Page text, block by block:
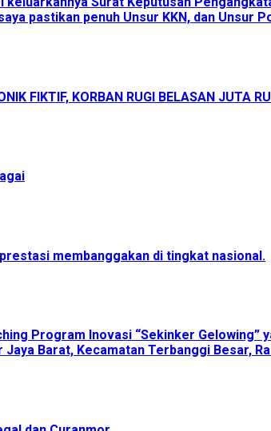
pastikan penuh Unsur KKN, dan Unsur
FIKTIF, KORBAN RUGI BELASAN JUTA
membanggakan di tingkat nasional.
Program Inovasi “Sekinker
Barat, Kecamatan Terbanggi Besar,